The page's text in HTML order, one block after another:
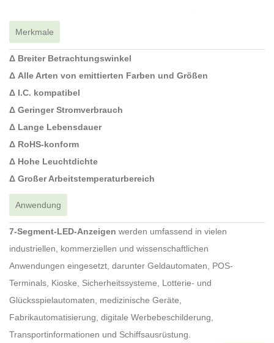
Merkmale
Δ Breiter Betrachtungswinkel
Δ Alle Arten von emittierten Farben und Größen
Δ I.C. kompatibel
Δ Geringer Stromverbrauch
Δ Lange Lebensdauer
Δ RoHS-konform
Δ Hohe Leuchtdichte
Δ Großer Arbeitstemperaturbereich
Anwendung
7-Segment-LED-Anzeigen werden umfassend in vielen
industriellen, kommerziellen und wissenschaftlichen
Anwendungen eingesetzt, darunter Geldautomaten, POS-
Terminals, Kioske, Sicherheitssysteme, Lotterie- und
Glücksspielautomaten, medizinische Geräte,
Fabrikautomatisierung, digitale Werbebeschilderung,
Transportinformationen und Schiffsausrüstung.